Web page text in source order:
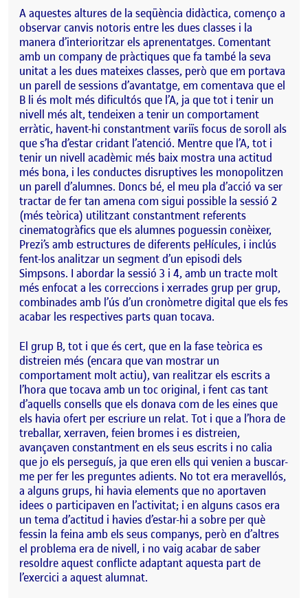
A aquestes altures de la seqüència didàctica, començo a
observar canvis notoris entre les dues classes i la
manera d’interioritzar els aprenentatges. Comentant
amb un company de pràctiques que fa també la seva
unitat a les dues mateixes classes, però que em portava
un parell de sessions d’avantatge, em comentava que el
B li és molt més dificultós que l’A, ja que tot i tenir un
nivell més alt, tendeixen a tenir un comportament
erràtic, havent-hi constantment variïs focus de soroll als
que s’ha d’estar cridant l’atenció. Mentre que l’A, tot i
tenir un nivell acadèmic més baix mostra una actitud
més bona, i les conductes disruptives les monopolitzen
un parell d’alumnes. Doncs bé, el meu pla d’acció va ser
tractar de fer tan amena com sigui possible la sessió 2
(més teòrica) utilitzant constantment referents
cinematogràfics que els alumnes poguessin conèixer,
Prezi’s amb estructures de diferents pel·lícules, i inclús
fent-los analitzar un segment d’un episodi dels
Simpsons. I abordar la sessió 3 i 4, amb un tracte molt
més enfocat a les correccions i xerrades grup per grup,
combinades amb l’ús d’un cronòmetre digital que els fes
acabar les respectives parts quan tocava.
El grup B, tot i que és cert, que en la fase teòrica es
distreien més (encara que van mostrar un
comportament molt actiu), van realitzar els escrits a
l’hora que tocava amb un toc original, i fent cas tant
d’aquells consells que els donava com de les eines que
els havia ofert per escriure un relat. Tot i que a l’hora de
treballar, xerraven, feien bromes i es distreien,
avançaven constantment en els seus escrits i no calia
que jo els perseguís, ja que eren ells qui venien a buscar-
me per fer les preguntes adients. No tot era meravellós,
a alguns grups, hi havia elements que no aportaven
idees o participaven en l’activitat; i en alguns casos era
un tema d’actitud i havies d’estar-hi a sobre per què
fessin la feina amb els seus companys, però en d’altres
el problema era de nivell, i no vaig acabar de saber
resoldre aquest conflicte adaptant aquesta part de
l’exercici a aquest alumnat.